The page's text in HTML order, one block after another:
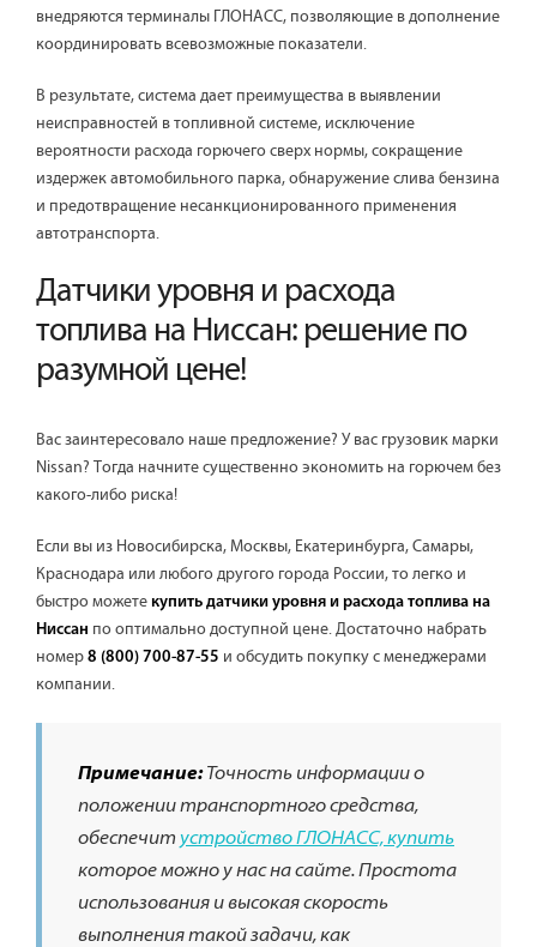
внедряются терминалы ГЛОНАСС, позволяющие в дополнение
координировать всевозможные показатели.
В результате, система дает преимущества в выявлении
неисправностей в топливной системе, исключение
вероятности расхода горючего сверх нормы, сокращение
издержек автомобильного парка, обнаружение слива бензина
и предотвращение несанкционированного применения
автотранспорта.
Датчики уровня и расхода
топлива на Ниссан: решение по
разумной цене!
Вас заинтересовало наше предложение? У вас грузовик марки
Nissan? Тогда начните существенно экономить на горючем без
какого-либо риска!
Если вы из Новосибирска, Москвы, Екатеринбурга, Самары,
Краснодара или любого другого города России, то легко и
быстро можете купить датчики уровня и расхода топлива на
Ниссан по оптимально доступной цене. Достаточно набрать
номер 8 (800) 700-87-55 и обсудить покупку с менеджерами
компании.
Примечание:Точность информации о
положении транспортного средства,
обеспечит устройство ГЛОНАСС, купить
которое можно у нас на сайте. Простота
использования и высокая скорость
выполнения такой задачи, как